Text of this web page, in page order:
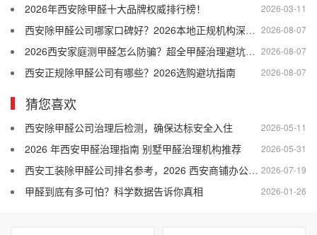
2026-03-11
2026年西安除甲醛十大品牌权威排行榜！
2026-08-07
西安除甲醛公司哪家口碑好？2026本地正规机构深度盘点
2026-08-07
2026西安家庭测甲醛怎么防骗？超全甲醛治理避坑指南
2026-08-07
西安正规除甲醛公司有哪些？2026选购避坑指南
猜您喜欢
2026-05-11
西安除甲醛公司治理后检测，确保达标安全入住
2026-05-31
2026 年西安甲醛治理指南 别墅甲醛治理机构推荐
2026-07-19
西安工装除甲醛公司排名参考，2026 西安商铺办公室专用除甲醛公司
2026-01-26
甲醛到底有多可怕？科学数据告诉你真相